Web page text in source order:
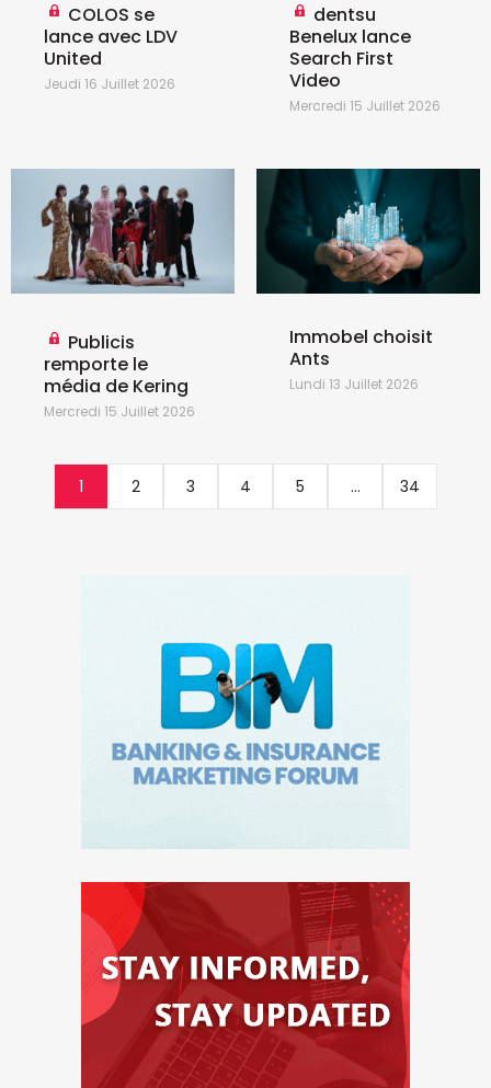
COLOS se
lance avec LDV
United
Jeudi 16 Juillet 2026
dentsu
Benelux lance
Search First
Video
Mercredi 15 Juillet 2026
Publicis
remporte le
média de Kering
Mercredi 15 Juillet 2026
Immobel choisit
Ants
Lundi 13 Juillet 2026
1 2 3 4 5 ... 34